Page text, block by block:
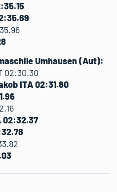
Umhausen (Aut):
02:30.30
ITA 02:31.80
02:32.37